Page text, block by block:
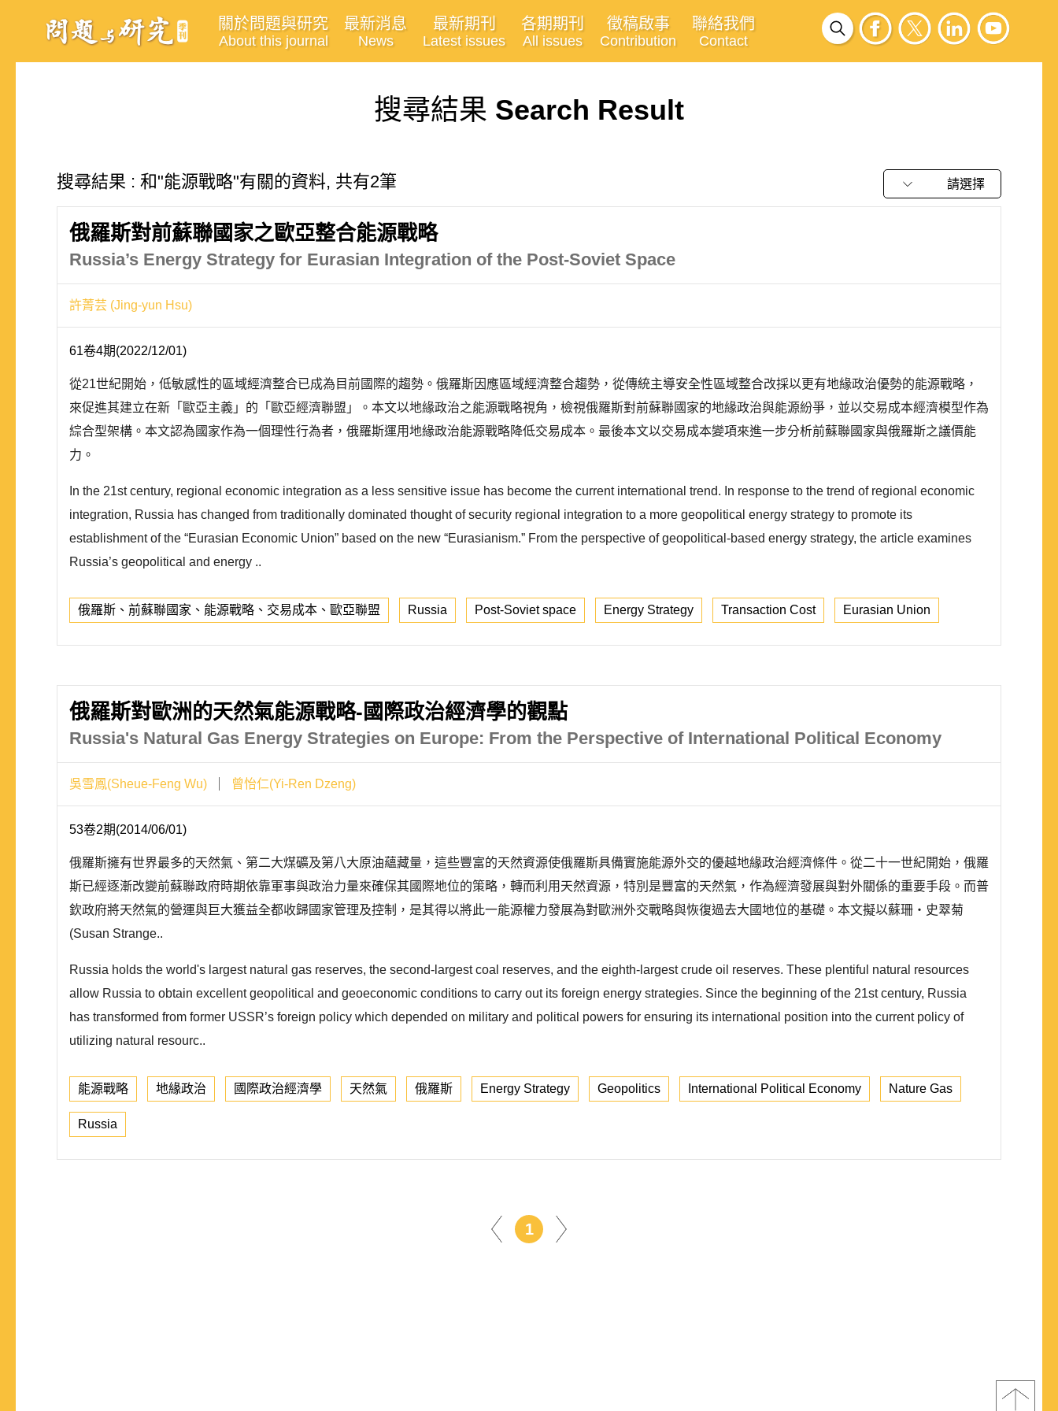
關於問題與研究
About this journal
最新消息
News
最新期刊
Latest issues
各期期刊
All issues
徵稿啟事
Contribution
聯絡我們
Contact
搜尋結果 Search Result
搜尋結果 : 和"能源戰略"有關的資料, 共有2筆 請選擇
俄羅斯對前蘇聯國家之歐亞整合能源戰略
Russia’s Energy Strategy for Eurasian Integration of the Post-Soviet Space
許菁芸 (Jing-yun Hsu)
61卷4期(2022/12/01)
從21世紀開始，低敏感性的區域經濟整合已成為目前國際的趨勢。俄羅斯因應區域經濟整合趨勢，從傳統主導安全性區域整合改採以更有地緣政治優勢的能源戰略，
來促進其建立在新「歐亞主義」的「歐亞經濟聯盟」。本文以地緣政治之能源戰略視角，檢視俄羅斯對前蘇聯國家的地緣政治與能源紛爭，並以交易成本經濟模型作為
綜合型架構。本文認為國家作為一個理性行為者，俄羅斯運用地緣政治能源戰略降低交易成本。最後本文以交易成本變項來進一步分析前蘇聯國家與俄羅斯之議價能
力。
In the 21st century, regional economic integration as a less sensitive issue has become the current international trend. In response to the trend of regional economic
integration, Russia has changed from traditionally dominated thought of security regional integration to a more geopolitical energy strategy to promote its
establishment of the “Eurasian Economic Union” based on the new “Eurasianism.” From the perspective of geopolitical-based energy strategy, the article examines
Russia’s geopolitical and energy ..
俄羅斯、前蘇聯國家、能源戰略、交易成本、歐亞聯盟 Russia Post-Soviet space Energy Strategy Transaction Cost Eurasian Union
俄羅斯對歐洲的天然氣能源戰略-國際政治經濟學的觀點
Russia's Natural Gas Energy Strategies on Europe: From the Perspective of International Political Economy
吳雪鳳(Sheue-Feng Wu) 曾怡仁(Yi-Ren Dzeng)
53卷2期(2014/06/01)
俄羅斯擁有世界最多的天然氣、第二大煤礦及第八大原油蘊藏量，這些豐富的天然資源使俄羅斯具備實施能源外交的優越地緣政治經濟條件。從二十一世紀開始，俄羅
斯已經逐漸改變前蘇聯政府時期依靠軍事與政治力量來確保其國際地位的策略，轉而利用天然資源，特別是豐富的天然氣，作為經濟發展與對外關係的重要手段。而普
欽政府將天然氣的營運與巨大獲益全都收歸國家管理及控制，是其得以將此一能源權力發展為對歐洲外交戰略與恢復過去大國地位的基礎。本文擬以蘇珊‧史翠菊
(Susan Strange..
Russia holds the world's largest natural gas reserves, the second-largest coal reserves, and the eighth-largest crude oil reserves. These plentiful natural resources
allow Russia to obtain excellent geopolitical and geoeconomic conditions to carry out its foreign energy strategies. Since the beginning of the 21st century, Russia
has transformed from former USSR’s foreign policy which depended on military and political powers for ensuring its international position into the current policy of
utilizing natural resourc..
能源戰略 地緣政治 國際政治經濟學 天然氣 俄羅斯 Energy Strategy Geopolitics International Political Economy Nature Gas
Russia
1